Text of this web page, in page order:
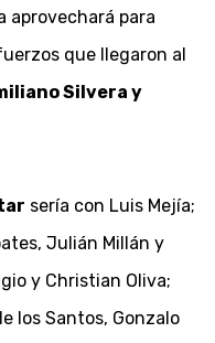
aprovechará para
que llegaron al
Silvera y
sería con Luis Mejía;
Julián Millán y
y Christian Oliva;
los Santos, Gonzalo